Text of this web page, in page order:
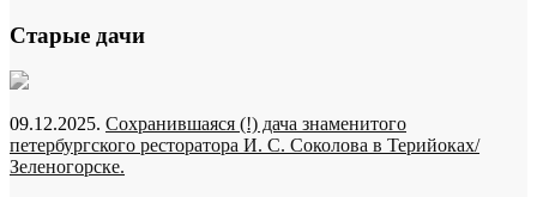
Старые дачи
09.12.2025. Сохранившаяся (!) дача знаменитого
петербургского ресторатора И. С. Соколова в Терийоках/
Зеленогорске.